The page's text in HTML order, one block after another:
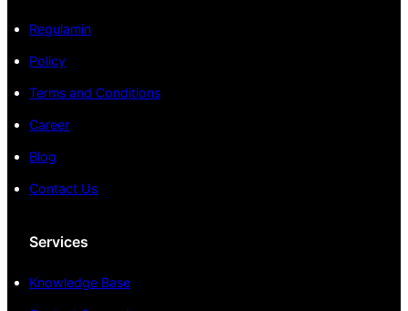
Regulamin
Policy
Terms and Conditions
Career
Blog
Contact Us
Services
Knowledge Base